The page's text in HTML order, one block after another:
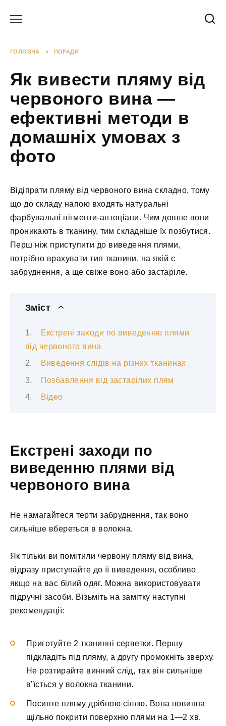
ГОЛОВНА » ПОРАДИ
Як вивести пляму від
червоного вина —
ефективні методи в
домашніх умовах з
фото
Відіпрати пляму від червоного вина складно, тому
що до складу напою входять натуральні
фарбувальні пігменти-антоціани. Чим довше вони
проникають в тканину, тим складніше їх позбутися.
Перш ніж приступити до виведення плями,
потрібно врахувати тип тканини, на якій є
забруднення, а ще свіже воно або застаріле.
Зміст
Екстрені заходи по виведенню плями
від червоного вина
Виведення слідів на різних тканинах
Позбавлення від застарілих плям
Відео
Екстрені заходи по
виведенню плями від
червоного вина
Не намагайтеся терти забруднення, так воно
сильніше вбереться в волокна.
Як тільки ви помітили червону пляму від вина,
відразу приступайте до її виведення, особливо
якщо на вас білий одяг. Можна використовувати
підручні засоби. Візьміть на замітку наступні
рекомендації:
Приготуйте 2 тканинні серветки. Першу
підкладіть під пляму, а другу промокніть зверху.
Не розтирайте винний слід, так він сильніше
в’їсться у волокна тканини.
Посипте пляму дрібною сіллю. Вона повинна
щільно покрити поверхню плями на 1—2 хв.